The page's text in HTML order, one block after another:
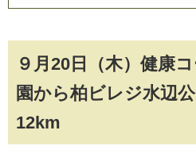
９月20日（木）健康
園から柏ビレジ水辺
12km